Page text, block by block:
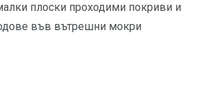
плоски проходими покриви и
във вътрешни мокри